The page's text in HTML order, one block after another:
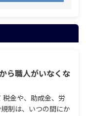
ら職人がいなくな
税金や、助成金、労
制は、いつの間にか